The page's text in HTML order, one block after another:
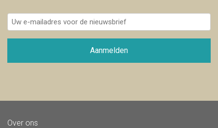
Uw
e-
mailadres
de
Aanmelden
Over ons